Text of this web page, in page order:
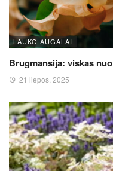
LAUKO AUGALAI
Brugmansija: viskas
21 liepos, 2025